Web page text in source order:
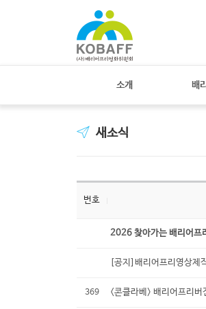
소개 배
새소식
번호
2026 찾아가는 배리어프
[공지]배리어프리영상제
369 <콘클라베> 배리어프리